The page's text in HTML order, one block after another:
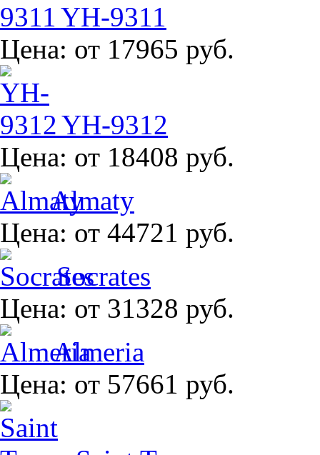
YH-9311
Цена: от 17965 руб.
YH-9312
Цена: от 18408 руб.
Almaty
Цена: от 44721 руб.
Socrates
Цена: от 31328 руб.
Almeria
Цена: от 57661 руб.